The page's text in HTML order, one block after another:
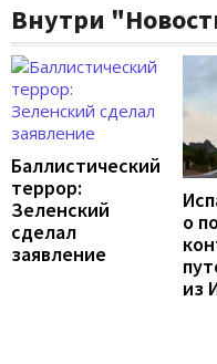
Внутри
Баллистический
террор:
Зеленский
сделал
заявление
о
из